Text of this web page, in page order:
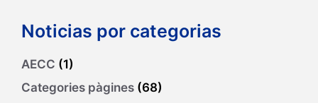
Noticias por categorias
AECC (1)
Categories pàgines (68)